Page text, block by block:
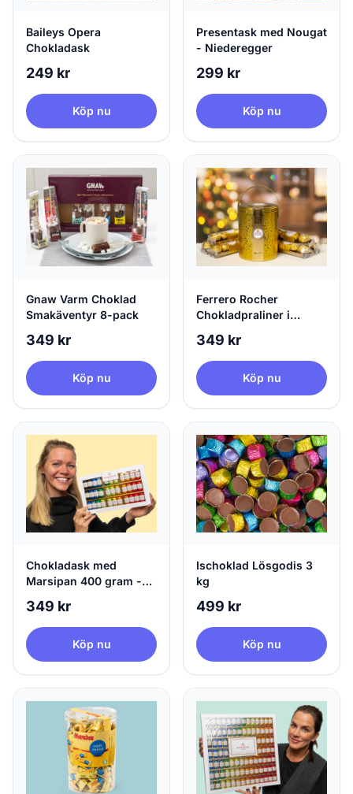
Baileys Opera
Chokladask
249 kr
Köp nu
Presentask med Nougat
- Niederegger
299 kr
Köp nu
Gnaw Varm Choklad
Smakäventyr 8-pack
349 kr
Köp nu
Ferrero Rocher
Chokladpraliner i
349 kr
Köp nu
Chokladask med
Marsipan 400 gram -
349 kr
Köp nu
Ischoklad Lösgodis 3
kg
499 kr
Köp nu